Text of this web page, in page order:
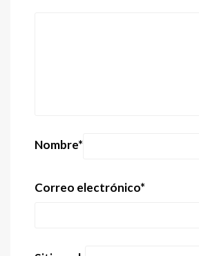
Nombre*
Correo electrónico*